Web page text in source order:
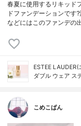
春夏に使用するリキッド
ドファンデーションです
などにはこのファンデの
ESTEE
ダブル ウェア ス
こめこぱん